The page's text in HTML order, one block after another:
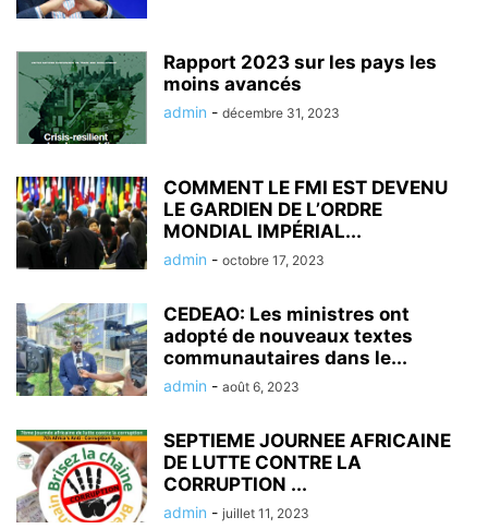
Rapport 2023 sur les pays les
moins avancés
admin - décembre 31, 2023
COMMENT LE FMI EST DEVENU
LE GARDIEN DE L’ORDRE
MONDIAL IMPÉRIAL...
admin - octobre 17, 2023
CEDEAO: Les ministres ont
adopté de nouveaux textes
communautaires dans le...
admin - août 6, 2023
SEPTIEME JOURNEE AFRICAINE
DE LUTTE CONTRE LA
CORRUPTION ...
admin - juillet 11, 2023